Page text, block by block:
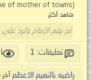
of mother of towns)...
شاهد أكثر
لم يقم الإمام بالرد
تعليقات: 1
راضيه بالنعيم الاعظم آخر